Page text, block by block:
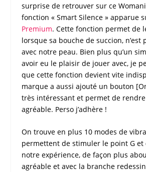
surprise de retrouver sur ce
fonction « Smart Silence » apparue
Premium. Cette fonction permet de
lorsque sa bouche de succion, n’est
avec notre peau. Bien plus qu’un
avoir eu le plaisir de jouer avec, je
que cette fonction devient vite
marque a aussi ajouté un bouton
très intéressant et permet de
agréable. Perso j’adhère !
On trouve en plus 10 modes de
permettent de stimuler le point Get
notre expérience, de façon plus
agréable et avec la branche